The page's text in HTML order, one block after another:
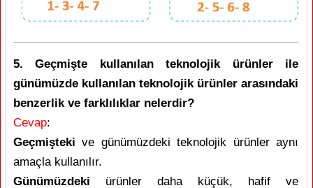
5. Geçmişte kullanılan teknolojik ürünler ile
günümüzde kullanılan teknolojik ürünler arasındaki
benzerlik ve farklılıklar nelerdir?
Cevap:
Geçmişteki ve günümüzdeki teknolojik ürünler aynı
amaçla kullanılır.
Günümüzdeki ürünler daha küçük, hafif ve